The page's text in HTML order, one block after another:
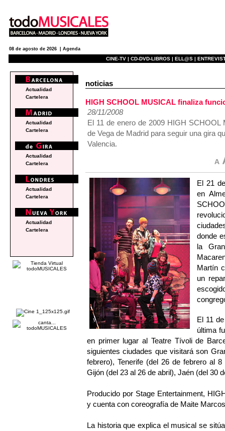
08 de agosto de 2026 | Agenda
CINE-TV | CD-DVD-LIBROS | ELL@S |
noticias
HIGH SCHOOL MUSICAL finaliza
28/11/2008
El 11 de enero de 2009 HIGH SCHOOL
de Vega de Madrid para seguir una gira
Valencia.
El 21
en
donde
la
Martín
un
El 11
última
en primer lugar al Teatre Tívoli de
siguientes ciudades que visitará son
febrero), Tenerife (del 26 de febrero al
Gijón (del 23 al 26 de abril), Jaén (del 30
Producido por Stage Entertainment,
y cuenta con coreografía de Maite
La historia que explica el musical se
Actualidad
Cartelera
Actualidad
Cartelera
Actualidad
Cartelera
Actualidad
Cartelera
Actualidad
Cartelera